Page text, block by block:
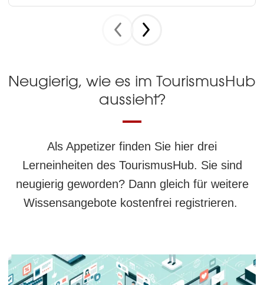
Neugierig, wie es im TourismusHub
aussieht?
Als Appetizer finden Sie hier drei
Lerneinheiten des TourismusHub. Sie sind
neugierig geworden? Dann gleich für weitere
Wissensangebote kostenfrei registrieren.